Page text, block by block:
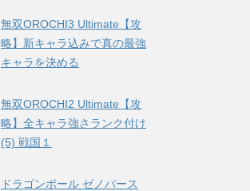
無双OROCHI3 Ultimate【攻
略】新キャラ込みで真の最強
キャラを決める
無双OROCHI2 Ultimate【攻
略】全キャラ強さランク付け
(5) 戦国１
ドラゴンボール ゼノバース